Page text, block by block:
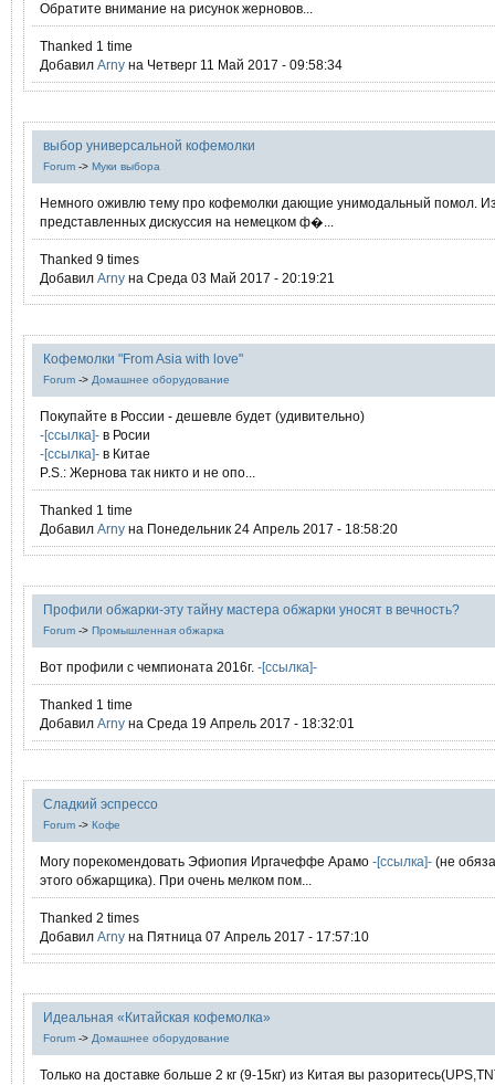
Обратите внимание на рисунок жерновов...
Thanked 1 time
Добавил Arny на Четверг 11 Май 2017 - 09:58:34
выбор универсальной кофемолки
Forum -> Муки выбора
Немного оживлю тему про кофемолки дающие унимодальный помол.
представленных дискуссия на немецком ф�...
Thanked 9 times
Добавил Arny на Среда 03 Май 2017 - 20:19:21
Кофемолки "From Asia with love"
Forum -> Домашнее оборудование
Покупайте в России - дешевле будет (удивительно)
-[ссылка]- в Росии
-[ссылка]- в Китае
P.S.: Жернова так никто и не опо...
Thanked 1 time
Добавил Arny на Понедельник 24 Апрель 2017 - 18:58:20
Профили обжарки-эту тайну мастера обжарки уносят в вечность?
Forum -> Промышленная обжарка
Вот профили с чемпионата 2016г. -[ссылка]-
Thanked 1 time
Добавил Arny на Среда 19 Апрель 2017 - 18:32:01
Сладкий эспрессо
Forum -> Кофе
Могу порекомендовать Эфиопия Иргачеффе Арамо -[ссылка]- (не
этого обжарщика). При очень мелком пом...
Thanked 2 times
Добавил Arny на Пятница 07 Апрель 2017 - 17:57:10
Идеальная «Китайская кофемолка»
Forum -> Домашнее оборудование
Только на доставке больше 2 кг (9-15кг) из Китая вы